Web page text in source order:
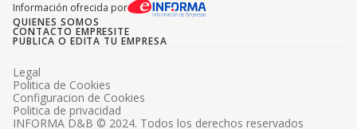
Información ofrecida por
QUIENES SOMOS
CONTACTO EMPRESITE
PUBLICA O EDITA TU EMPRESA
INFORMA D&B © 2024. Todos los derechos reservados
Legal
Politica de Cookies
Configuracion de Cookies
Politica de privacidad